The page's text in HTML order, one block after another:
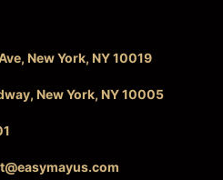
New York, NY 10019
New York, NY 10005